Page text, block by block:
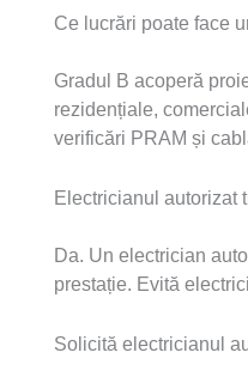
Ce lucrări poate face
Gradul B acoperă
rezidențiale,
verificări PRAM și
Electricianul autorizat
Da. Un electrician
prestație. Evită
Solicită electricianul